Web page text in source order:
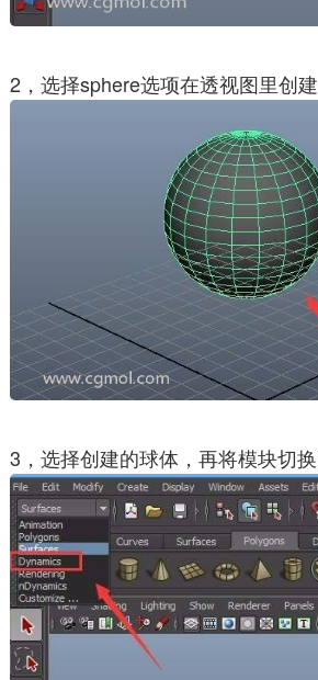
2，选择sphere选项在透视图里创
3，选择创建的球体，再将模块切